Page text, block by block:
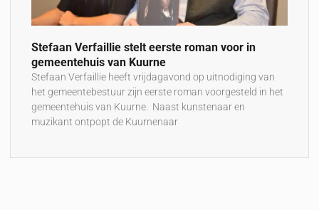
Stefaan Verfaillie stelt eerste roman voor in
gemeentehuis van Kuurne
Stefaan Verfaillie heeft vrijdagavond op uitnodiging van
het gemeentebestuur zijn eerste roman voorgesteld in het
gemeentehuis van Kuurne. Naast kunstenaar en
muzikant ontpopt de Kuurnenaar